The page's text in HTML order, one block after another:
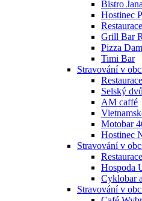
Bistro Jana
Hostinec
Grill Bar
Pizza
Timi Bar
Stravování v
Selský
AM caffé
Motobar
Hostinec
Stravování v
Hospoda
Cyklobar
Stravování v